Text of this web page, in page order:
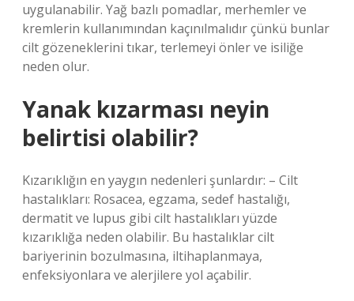
uygulanabilir. Yağ bazlı pomadlar, merhemler ve
kremlerin kullanımından kaçınılmalıdır çünkü bunlar
cilt gözeneklerini tıkar, terlemeyi önler ve isiliğe
neden olur.
Yanak kızarması neyin
belirtisi olabilir?
Kızarıklığın en yaygın nedenleri şunlardır: – Cilt
hastalıkları: Rosacea, egzama, sedef hastalığı,
dermatit ve lupus gibi cilt hastalıkları yüzde
kızarıklığa neden olabilir. Bu hastalıklar cilt
bariyerinin bozulmasına, iltihaplanmaya,
enfeksiyonlara ve alerjilere yol açabilir.